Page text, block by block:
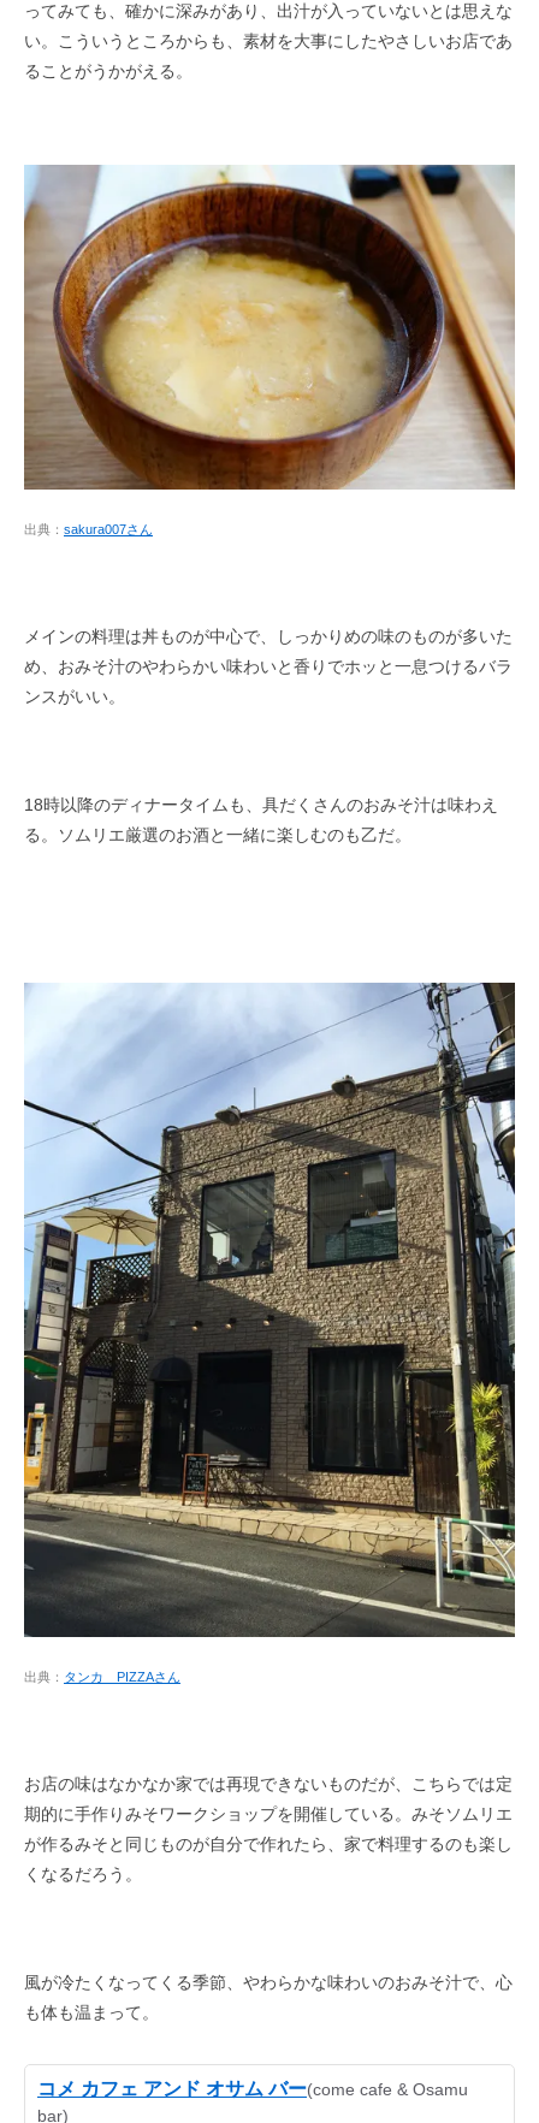
ってみても、確かに深みがあり、出汁が入っていないとは思えな
い。こういうところからも、素材を大事にしたやさしいお店であ
ることがうかがえる。
出典： sakura007さん
メインの料理は丼ものが中心で、しっかりめの味のものが多いた
め、おみそ汁のやわらかい味わいと香りでホッと一息つけるバラ
ンスがいい。
18時以降のディナータイムも、具だくさんのおみそ汁は味わえ
る。ソムリエ厳選のお酒と一緒に楽しむのも乙だ。
出典： タンカ PIZZAさん
お店の味はなかなか家では再現できないものだが、こちらでは定
期的に手作りみそワークショップを開催している。みそソムリエ
が作るみそと同じものが自分で作れたら、家で料理するのも楽し
くなるだろう。
風が冷たくなってくる季節、やわらかな味わいのおみそ汁で、心
も体も温まって。